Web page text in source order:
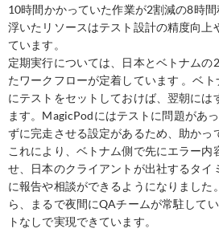
10時間かかっていた作業が2割減の8時間
浮いたリソースはテスト設計の精度向上
ています。
定期実行については、日本とベトナムの
たワークフローが定着しています 。ベ
にテストをセットしておけば、翌朝には
ます。MagicPodにはテストに問題があ
ずに完走させる設定があるため、助かっ
これにより、ベトナム側で先にエラー内
せ、日本のクライアントが出社するタイ
に報告や相談ができるようになりました
ら、まるで夜間にQAチームが常駐して
トなしで実現できています。